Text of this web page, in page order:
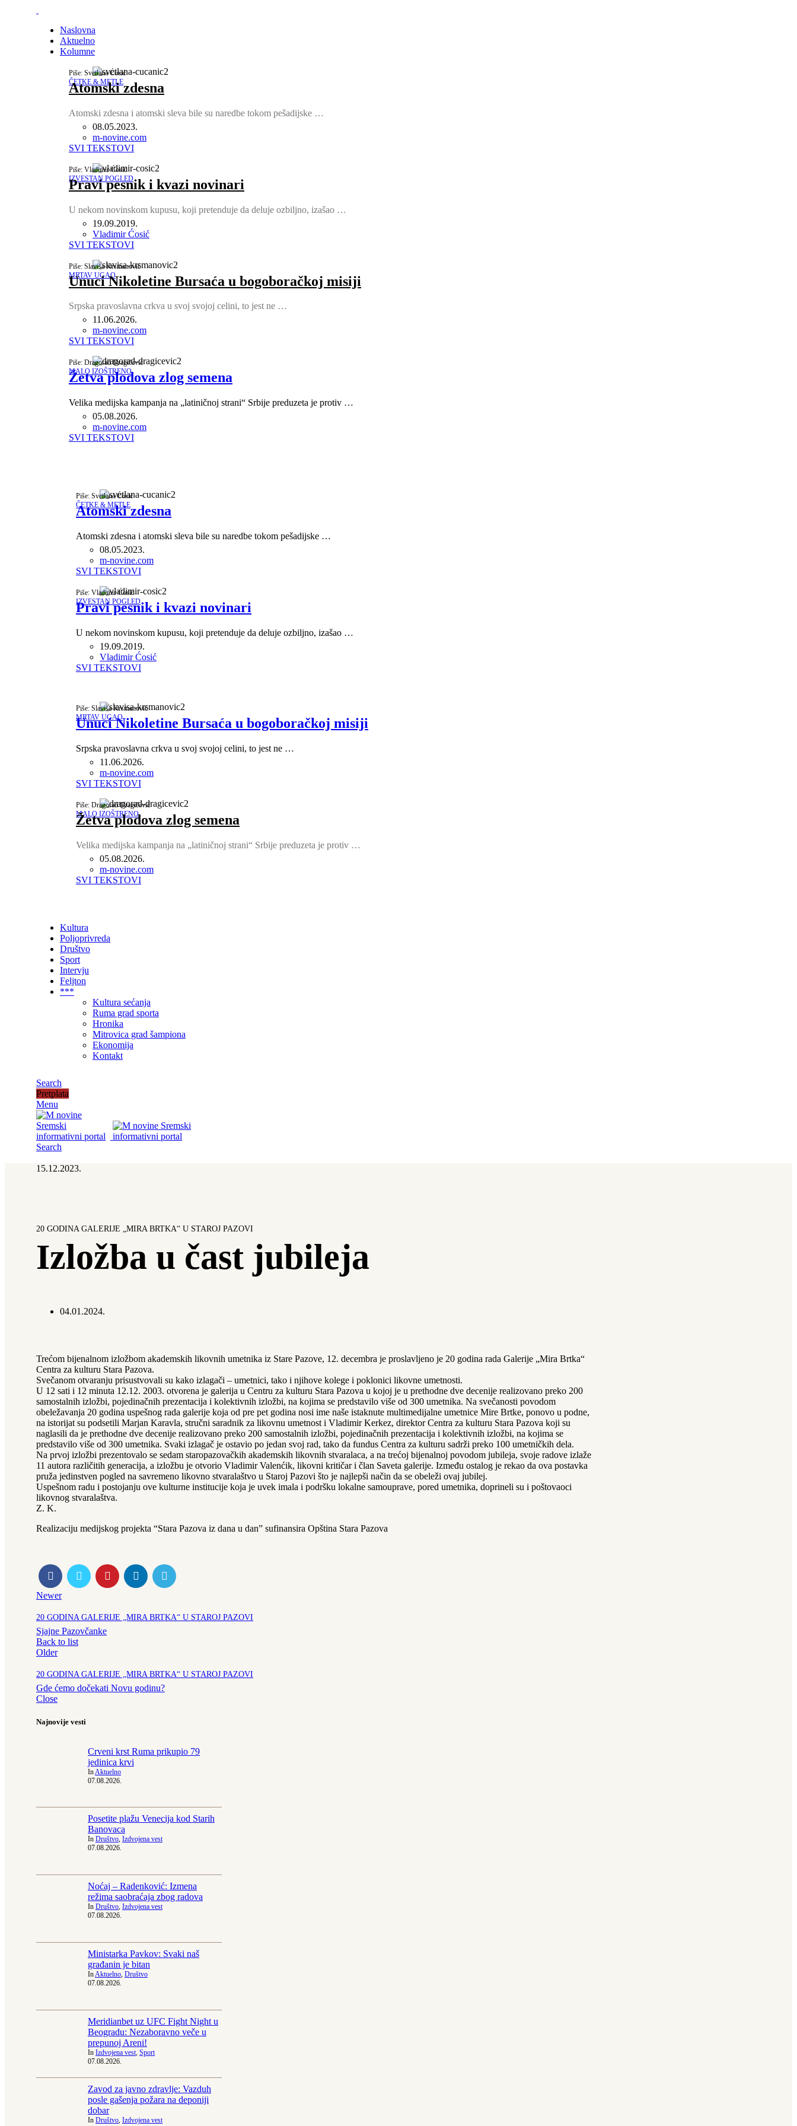
Naslovna
Aktuelno
Kolumne
Piše: Svetlana Ćosić
ČETKE & METLE
Atomski zdesna
Atomski zdesna i atomski sleva bile su naredbe tokom pešadijske …
08.05.2023.
Author
m-novine.com
SVI TEKSTOVI
Piše: Vladimir Ćosić
IZVESTAN POGLED
Pravi pesnik i kvazi novinari
U nekom novinskom kupusu, koji pretenduje da deluje ozbiljno, izašao …
19.09.2019.
Author
Vladimir Ćosić
SVI TEKSTOVI
Piše: Slaviša Krsmanović
MRTAV UGAO
Unuci Nikoletine Bursaća u bogoboračkoj misiji
Srpska pravoslavna crkva u svoj svojoj celini, to jest ne …
11.06.2026.
Author
m-novine.com
SVI TEKSTOVI
Piše: Dragorad Dragičević
MALO IZOŠTRENO
Žetva plodova zlog semena
Velika medijska kampanja na „latiničnoj strani“ Srbije preduzeta je protiv …
05.08.2026.
Author
m-novine.com
SVI TEKSTOVI
Piše: Svetlana Ćosić
ČETKE & METLE
Atomski zdesna
Atomski zdesna i atomski sleva bile su naredbe tokom pešadijske …
08.05.2023.
Author
m-novine.com
SVI TEKSTOVI
Piše: Vladimir Ćosić
IZVESTAN POGLED
Pravi pesnik i kvazi novinari
U nekom novinskom kupusu, koji pretenduje da deluje ozbiljno, izašao …
19.09.2019.
Author
Vladimir Ćosić
SVI TEKSTOVI
Piše: Slaviša Krsmanović
MRTAV UGAO
Unuci Nikoletine Bursaća u bogoboračkoj misiji
Srpska pravoslavna crkva u svoj svojoj celini, to jest ne …
11.06.2026.
Author
m-novine.com
SVI TEKSTOVI
Piše: Dragorad Dragičević
MALO IZOŠTRENO
Žetva plodova zlog semena
Velika medijska kampanja na „latiničnoj strani“ Srbije preduzeta je protiv …
05.08.2026.
Author
m-novine.com
SVI TEKSTOVI
Kultura
Poljoprivreda
Društvo
Sport
Intervju
Feljton
***
Kultura sećanja
Ruma grad sporta
Hronika
Mitrovica grad šampiona
Ekonomija
Kontakt
Search
Pretplata
Menu
Search
15.12.2023.
20 GODINA GALERIJE „MIRA BRTKA“ U STAROJ PAZOVI
Izložba u čast jubileja
04.01.2024.
Trećom bijenalnom izložbom akademskih likovnih umetnika iz Stare Pazove, 12. decembra je proslavljeno je 20 godina rada Galerije „Mira Brtka“
Centra za kulturu Stara Pazova.
Svečanom otvaranju prisustvovali su kako izlagači – umetnici, tako i njihove kolege i poklonici likovne umetnosti.
U 12 sati i 12 minuta 12.12. 2003. otvorena je galerija u Centru za kulturu Stara Pazova u kojoj je u prethodne dve decenije realizovano preko 200
samostalnih izložbi, pojedinačnih prezentacija i kolektivnih izložbi, na kojima se predstavilo više od 300 umetnika. Na svečanosti povodom
obeležavanja 20 godina uspešnog rada galerije koja od pre pet godina nosi ime naše istaknute multimedijalne umetnice Mire Brtke, ponovo u podne,
na istorijat su podsetili Marjan Karavla, stručni saradnik za likovnu umetnost i Vladimir Kerkez, direktor Centra za kulturu Stara Pazova koji su
naglasili da je prethodne dve decenije realizovano preko 200 samostalnih izložbi, pojedinačnih prezentacija i kolektivnih izložbi, na kojima se
predstavilo više od 300 umetnika. Svaki izlagač je ostavio po jedan svoj rad, tako da fundus Centra za kulturu sadrži preko 100 umetničkih dela.
Na prvoj izložbi prezentovalo se sedam staropazovačkih akademskih likovnih stvaralaca, a na trećoj bijenalnoj povodom jubileja, svoje radove izlaže
11 autora različitih generacija, a izložbu je otvorio Vladimir Valenćik, likovni kritičar i član Saveta galerije. Između ostalog je rekao da ova postavka
pruža jedinstven pogled na savremeno likovno stvaralaštvo u Staroj Pazovi što je najlepši način da se obeleži ovaj jubilej.
Uspešnom radu i postojanju ove kulturne institucije koja je uvek imala i podršku lokalne samouprave, pored umetnika, doprineli su i poštovaoci
likovnog stvaralaštva.
Z. K.
Realizaciju medijskog projekta “Stara Pazova iz dana u dan” sufinansira Opština Stara Pazova
Newer
20 GODINA GALERIJE „MIRA BRTKA“ U STAROJ PAZOVI
Sjajne Pazovčanke
Back to list
Older
20 GODINA GALERIJE „MIRA BRTKA“ U STAROJ PAZOVI
Gde ćemo dočekati Novu godinu?
Close
Najnovije vesti
Crveni krst Ruma prikupio 79
jedinica krvi
In Aktuelno
07.08.2026.
Posetite plažu Venecija kod Starih
Banovaca
In Društvo, Izdvojena vest
07.08.2026.
Noćaj – Radenković: Izmena
režima saobraćaja zbog radova
In Društvo, Izdvojena vest
07.08.2026.
Ministarka Pavkov: Svaki naš
građanin je bitan
InAktuelno, Društvo
07.08.2026.
Meridianbet uz UFC Fight Night u
Beogradu: Nezaboravno veče u
prepunoj Areni!
In Izdvojena vest Sport
07.08.2026.
Zavod za javno zdravlje: Vazduh
posle gašenja požara na deponiji
dobar
In Društvo Izdvojena vest